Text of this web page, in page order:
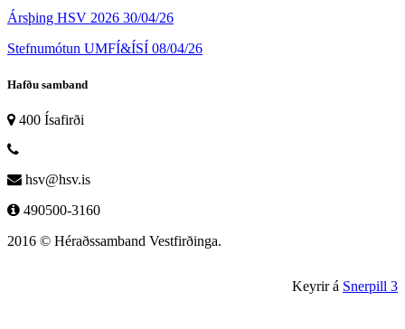
Ársþing HSV 2026 30/04/26
Stefnumótun UMFÍ&ÍSÍ 08/04/26
Hafðu samband
400 Ísafirði
hsv@hsv.is
490500-3160
2016 © Héraðssamband Vestfirðinga.
Keyrir á Snerpill 3